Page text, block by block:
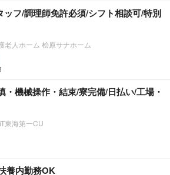
ッフ/調理師免許必須/シフト相談可/特別
老人ホーム 桧原サナホーム
・機械操作・結束/寮完備/日払い/工場・
東海第一CU
養内勤務OK